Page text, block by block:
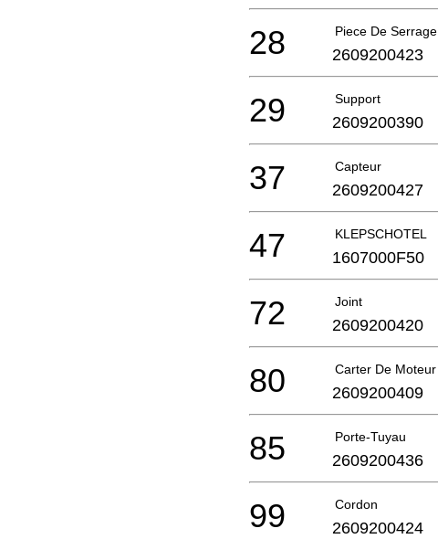
Piece De Serrage
28 2609200423
Support
29 2609200390
Capteur
37 2609200427
KLEPSCHOTEL
47 1607000F50
Joint
72 2609200420
Carter De Moteur
80 2609200409
Porte-Tuyau
85 2609200436
Cordon
99 2609200424